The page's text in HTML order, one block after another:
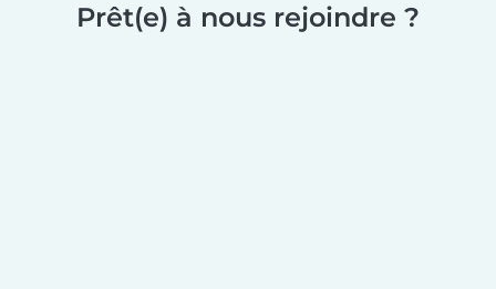
Prêt(e) à nous rejoindre ?